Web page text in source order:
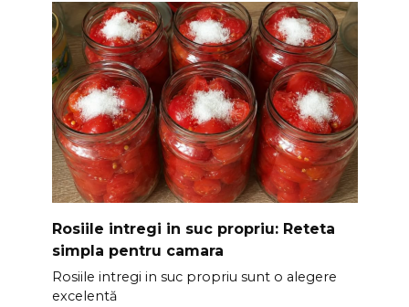
Rosiile intregi in suc propriu: Reteta
simpla pentru camara
Rosiile intregi in suc propriu sunt o alegere
excelentă